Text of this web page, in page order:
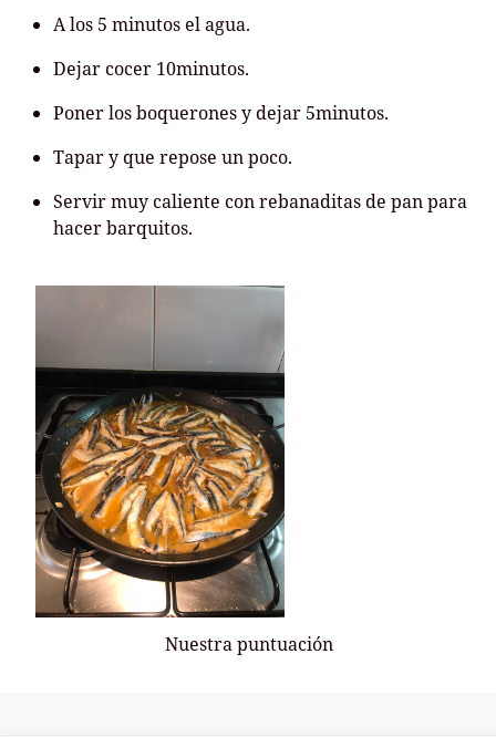
A los 5 minutos el agua.
Dejar cocer 10minutos.
Poner los boquerones y dejar 5minutos.
Tapar y que repose un poco.
Servir muy caliente con rebanaditas de pan para
hacer barquitos.
Nuestra puntuación